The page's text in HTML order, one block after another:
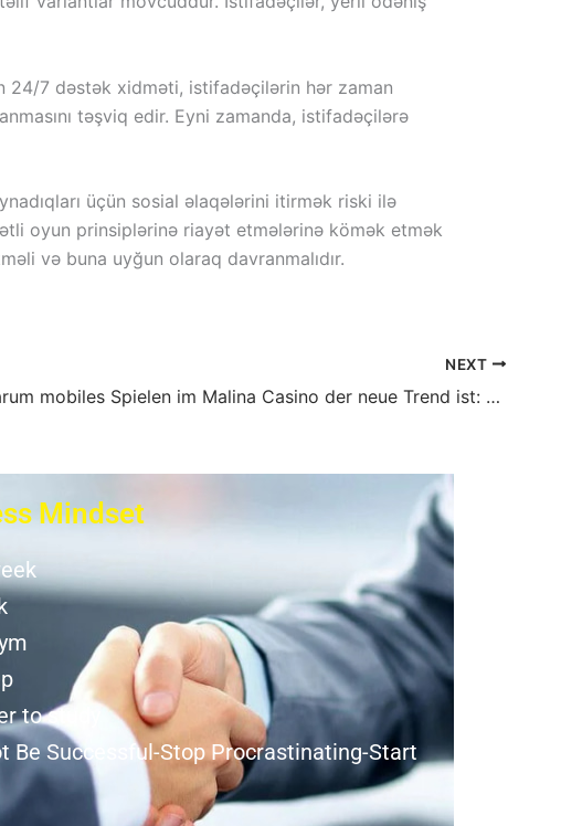
24/7 dəstək xidməti, istifadəçilərin hər zaman
təşviq edir. Eyni zamanda, istifadəçilərə
üçün sosial əlaqələrini itirmək riski ilə
oyun prinsiplərinə riayət etmələrinə kömək etmək
və buna uyğun olaraq davranmalıdır.
NEXT
Warum mobiles Spielen im Malina Casino der neue Trend ist: Vorteile und Tipps
Mindset
to study
Be Successful-Stop Procrastinating-Start